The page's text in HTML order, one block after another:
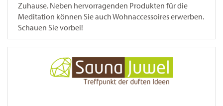
Zuhause. Neben hervorragenden Produkten für die
Meditation können Sie auch Wohnaccessoires erwerben.
Schauen Sie vorbei!